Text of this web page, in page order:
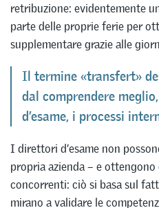
retribuzione: evidentemente
parte delle proprie ferie per
supplementare grazie alle
Il termine «transfert»
dal comprendere
d’esame, i processi
I direttori d’esame non
propria azienda – e ottengono
concorrenti: ciò si basa sul
mirano a validare le